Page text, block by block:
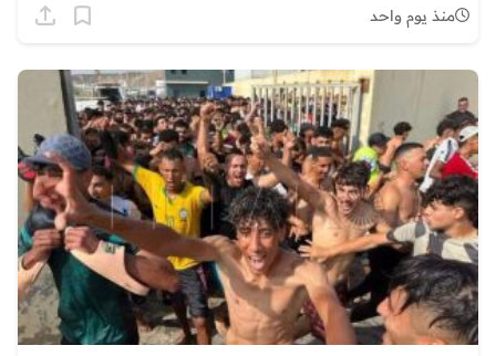
منذ يوم واحد